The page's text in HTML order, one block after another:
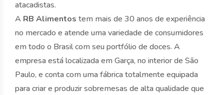
atacadistas.
A RB Alimentos tem mais de 30 anos de experiência
no mercado e atende uma variedade de consumidores
em todo o Brasil com seu portfólio de doces. A
empresa está localizada em Garça, no interior de São
Paulo, e conta com uma fábrica totalmente equipada
para criar e produzir sobremesas de alta qualidade que